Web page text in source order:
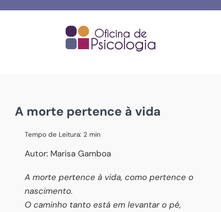
A morte pertence à vida
Tempo de Leitura: 2 min
Autor: Marisa Gamboa
A morte pertence à vida, como pertence o
nascimento.
O caminho tanto está em levantar o pé,